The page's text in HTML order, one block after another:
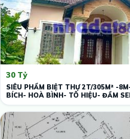
30 Tỷ
SIÊU PHẨM BIỆT THỰ 2T/305M² -
BÍCH- HOÀ BÌNH- TÔ HIỆU- ĐẦM